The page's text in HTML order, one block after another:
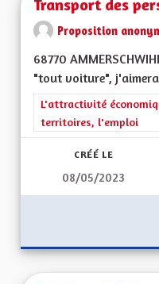
Transport des
Proposition
68770
"tout voiture",
Filtrer les résultats de
L'attractivité
territoires, l'emploi
CRÉÉ LE
08/05/2023